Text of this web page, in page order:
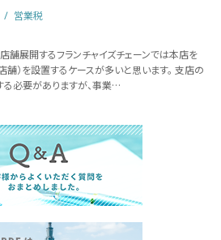
営業税
舗展開するフランチャイズチェーンでは本店を
）を設置するケースが多いと思います。 支店の
必要がありますが、事業…